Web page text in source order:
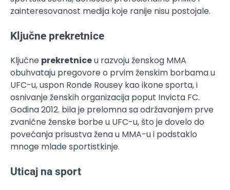
zainteresovanost medija koje ranije nisu postojale.
Ključne prekretnice
Ključne prekretniceu razvoju ženskog MMA
obuhvataju pregovore o prvim ženskim borbama u
UFC-u, uspon Ronde Rousey kao ikone sporta, i
osnivanje ženskih organizacija poput Invicta FC.
Godina 2012. bila je prelomna sa održavanjem prve
zvanične ženske borbe u UFC-u, što je dovelo do
povećanja prisustva žena u MMA-u i podstaklo
mnoge mlade sportistkinje.
Uticaj na sport